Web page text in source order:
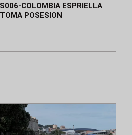
S006-COLOMBIA ESPRIELLA
TOMA POSESION